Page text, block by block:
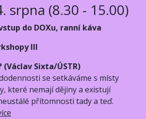
srpna (8.30 - 15.00)
do DOXu, ranní káva
III
(Václav Sixta/ÚSTR)
se setkáváme s místy
které nemají dějiny a existují
přítomnosti tady a teď.